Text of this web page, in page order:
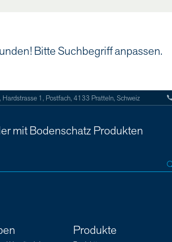
Bitte Suchbegriff anpassen.
Hardstrasse 1, Postfach, 4133 Pratteln, Schweiz
mit Bodenschatz Produkten
Produkte